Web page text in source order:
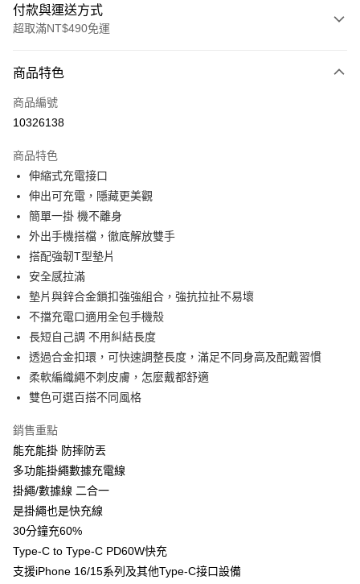
付款與運送方式
超取滿NT$490免運
信用卡一次付款
超商取貨付款
街口支付
全盈+PAY
ATM付款
運送方式
全家取貨付款
每筆NT$50，滿NT$490(含以上)免運費
7-11取貨付款
每筆NT$50，滿NT$490(含以上)免運費
宅配
每筆NT$80，滿NT$490(含以上)免運費
商品特色
商品編號
10326138
商品特色
伸縮式充電接口
伸出可充電，隱藏更美觀
簡單一掛 機不離身
外出手機搭檔，徹底解放雙手
搭配強韌T型墊片
安全感拉滿
墊片與鋅合金鎖扣強強組合，強抗拉扯不易壞
不擋充電口適用全包手機殼
長短自己調 不用糾結長度
透過合金扣環，可快速調整長度，滿足不同身高及配戴習慣
柔軟編織繩不刺皮膚，怎麼戴都舒適
雙色可選百搭不同風格
銷售重點
能充能掛 防摔防丟
多功能掛繩數據充電線
掛繩/數據線 二合一
是掛繩也是快充線
30分鐘充60%
Type-C to Type-C PD60W快充
支援iPhone 16/15系列及其他Type-C接口設備